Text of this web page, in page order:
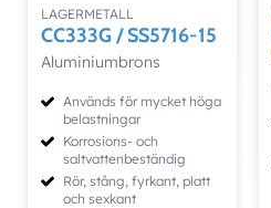
LAGERMETALL
CC333G / SS5716-15
Aluminiumbrons
Används för mycket höga
belastningar
Korrosions- och
saltvattenbeständig
Rör, stång, fyrkant, platt
och sexkant